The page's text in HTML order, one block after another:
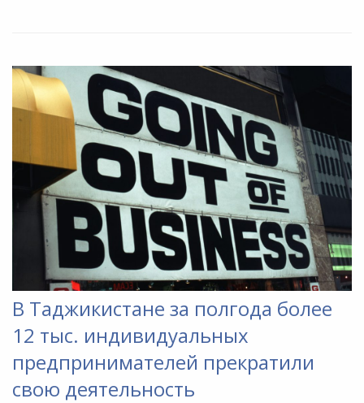
В Таджикистане за полгода более
12 тыс. индивидуальных
предпринимателей прекратили
свою деятельность